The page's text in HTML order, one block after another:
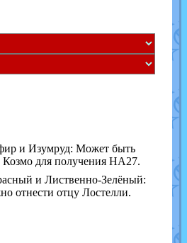
и Изумруд: Может быть
Козмо для получения НА27.
и Лиственно-Зелёный:
отнести отцу Лостелли.